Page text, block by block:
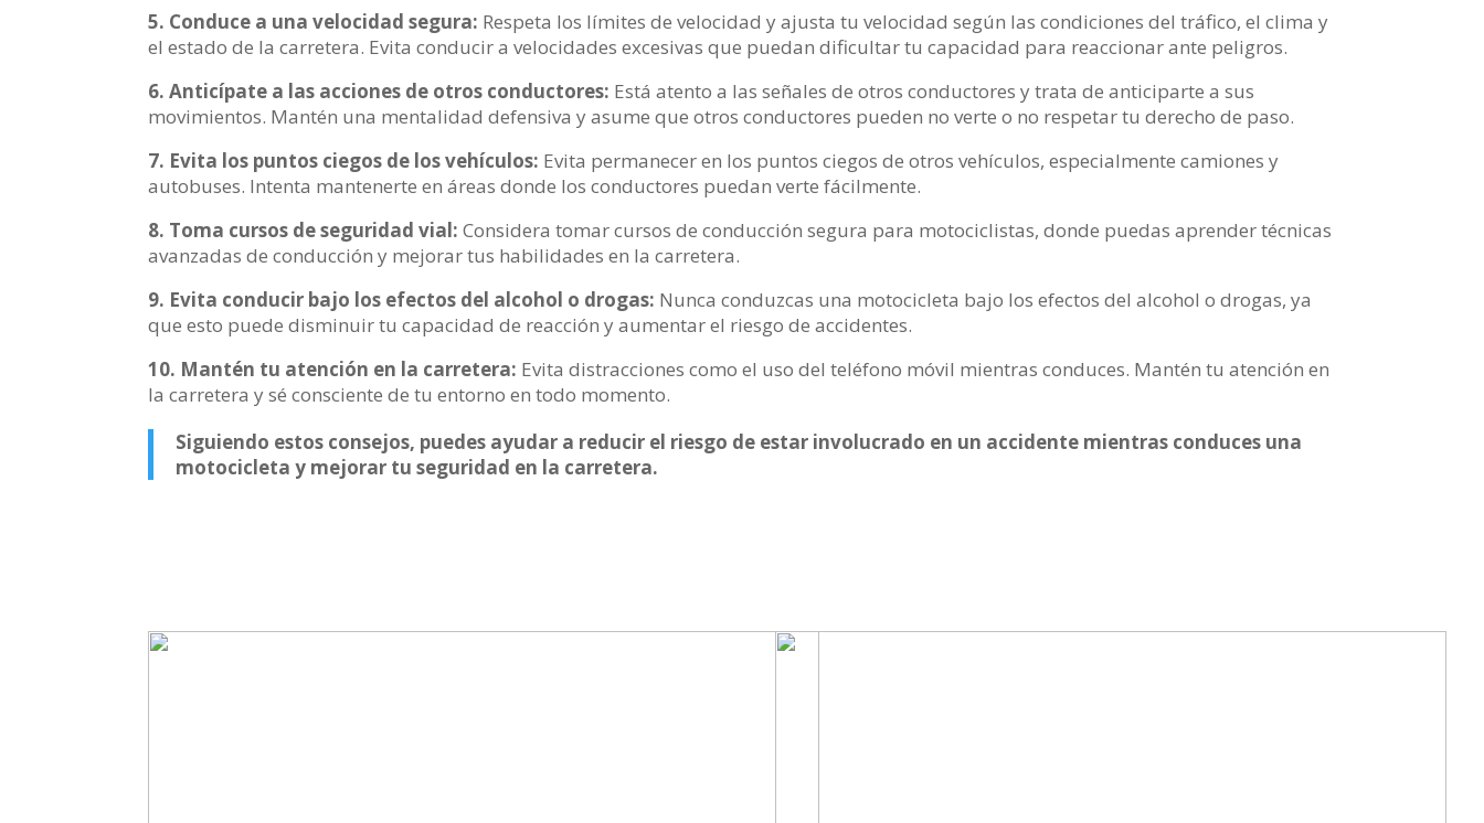
5. Conduce a una velocidad segura: Respeta los límites de velocidad y ajusta tu velocidad según las condiciones del tráfico, el clima y
el estado de la carretera. Evita conducir a velocidades excesivas que puedan dificultar tu capacidad para reaccionar ante peligros.
6. Anticípate a las acciones de otros conductores: Está atento a las señales de otros conductores y trata de anticiparte a sus
movimientos. Mantén una mentalidad defensiva y asume que otros conductores pueden no verte o no respetar tu derecho de paso.
7. Evita los puntos ciegos de los vehículos: Evita permanecer en los puntos ciegos de otros vehículos, especialmente camiones y
autobuses. Intenta mantenerte en áreas donde los conductores puedan verte fácilmente.
8. Toma cursos de seguridad vial: Considera tomar cursos de conducción segura para motociclistas, donde puedas aprender técnicas
avanzadas de conducción y mejorar tus habilidades en la carretera.
9. Evita conducir bajo los efectos del alcohol o drogas: Nunca conduzcas una motocicleta bajo los efectos del alcohol o drogas, ya
que esto puede disminuir tu capacidad de reacción y aumentar el riesgo de accidentes.
10. Mantén tu atención en la carretera: Evita distracciones como el uso del teléfono móvil mientras conduces. Mantén tu atención en
la carretera y sé consciente de tu entorno en todo momento.
Siguiendo estos consejos, puedes ayudar a reducir el riesgo de estar involucrado en un accidente mientras conduces una
motocicleta y mejorar tu seguridad en la carretera.